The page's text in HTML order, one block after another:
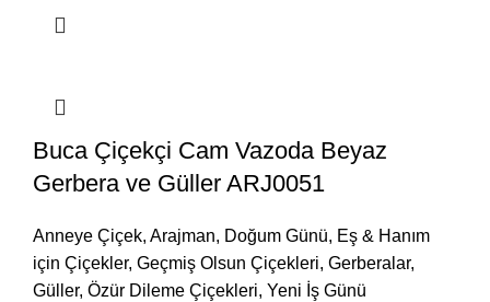
Buca Çiçekçi Cam Vazoda Beyaz
Gerbera ve Güller ARJ0051
Anneye Çiçek, Arajman, Doğum Günü, Eş & Hanım
için Çiçekler, Geçmiş Olsun Çiçekleri, Gerberalar,
Güller, Özür Dileme Çiçekleri, Yeni İş Günü